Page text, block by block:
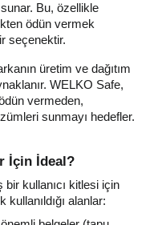
Bu, özellikle
ödün vermek
seçenektir.
üretim ve dağıtım
WELKO Safe,
vermeden,
sunmayı hedefler.
İçin İdeal?
kullanıcı kitlesi için
kullanıldığı alanlar: